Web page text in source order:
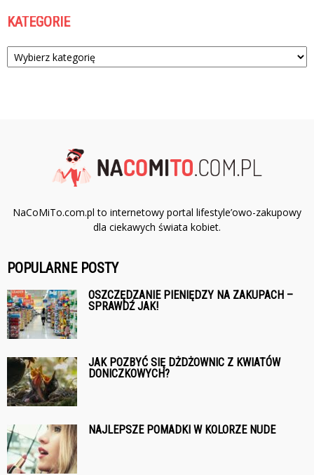
KATEGORIE
Kategorie
NaCoMiTo.com.pl to internetowy portal lifestyle’owo-zakupowy
dla ciekawych świata kobiet.
POPULARNE POSTY
OSZCZĘDZANIE PIENIĘDZY NA ZAKUPACH –
SPRAWDŹ JAK!
JAK POZBYĆ SIĘ DŻDŻOWNIC Z KWIATÓW
DONICZKOWYCH?
NAJLEPSZE POMADKI W KOLORZE NUDE